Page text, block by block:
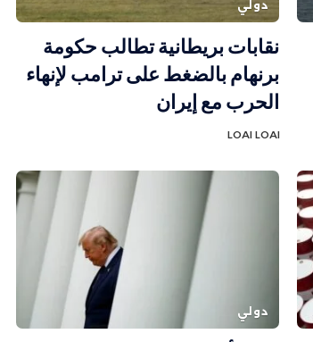
دولي
نقابات بريطانية تطالب حكومة
برنهام بالضغط على ترامب لإنهاء
الحرب مع إيران
LOAI LOAI
دولي